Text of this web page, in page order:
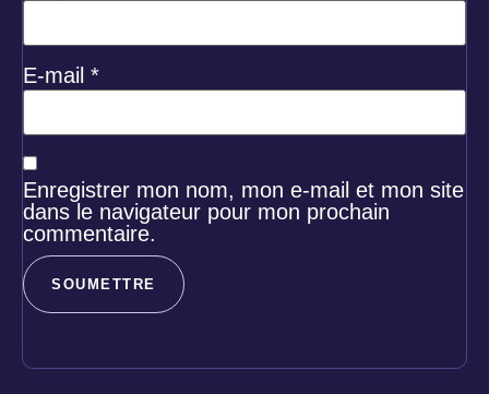
E-mail *
Enregistrer mon nom, mon e-mail et mon site
dans le navigateur pour mon prochain
commentaire.